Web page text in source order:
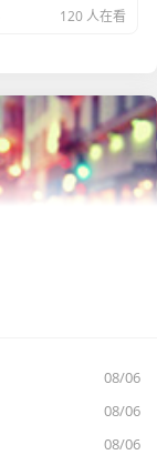
120 人在看
08/06
08/06
08/06